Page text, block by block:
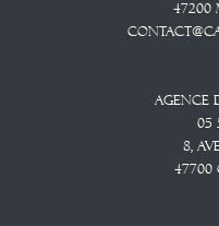
47200
05
8,
47700